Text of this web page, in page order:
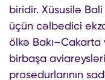
biridir. Xüsusilə
üçün cəlbedici
ölkə
birbaşa
prosedurlarının